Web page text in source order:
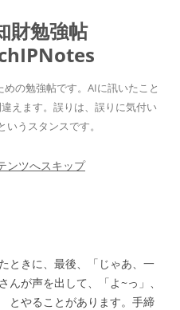
財勉強帖
の勉強帖です。AIに訊いたこと
えます。誤りは、誤りに気付い
うスタンスです。
ンツへスキップ
ときに、最後、「じゃあ、一
が声を出して、「よ~っ」、
やることがあります。手締